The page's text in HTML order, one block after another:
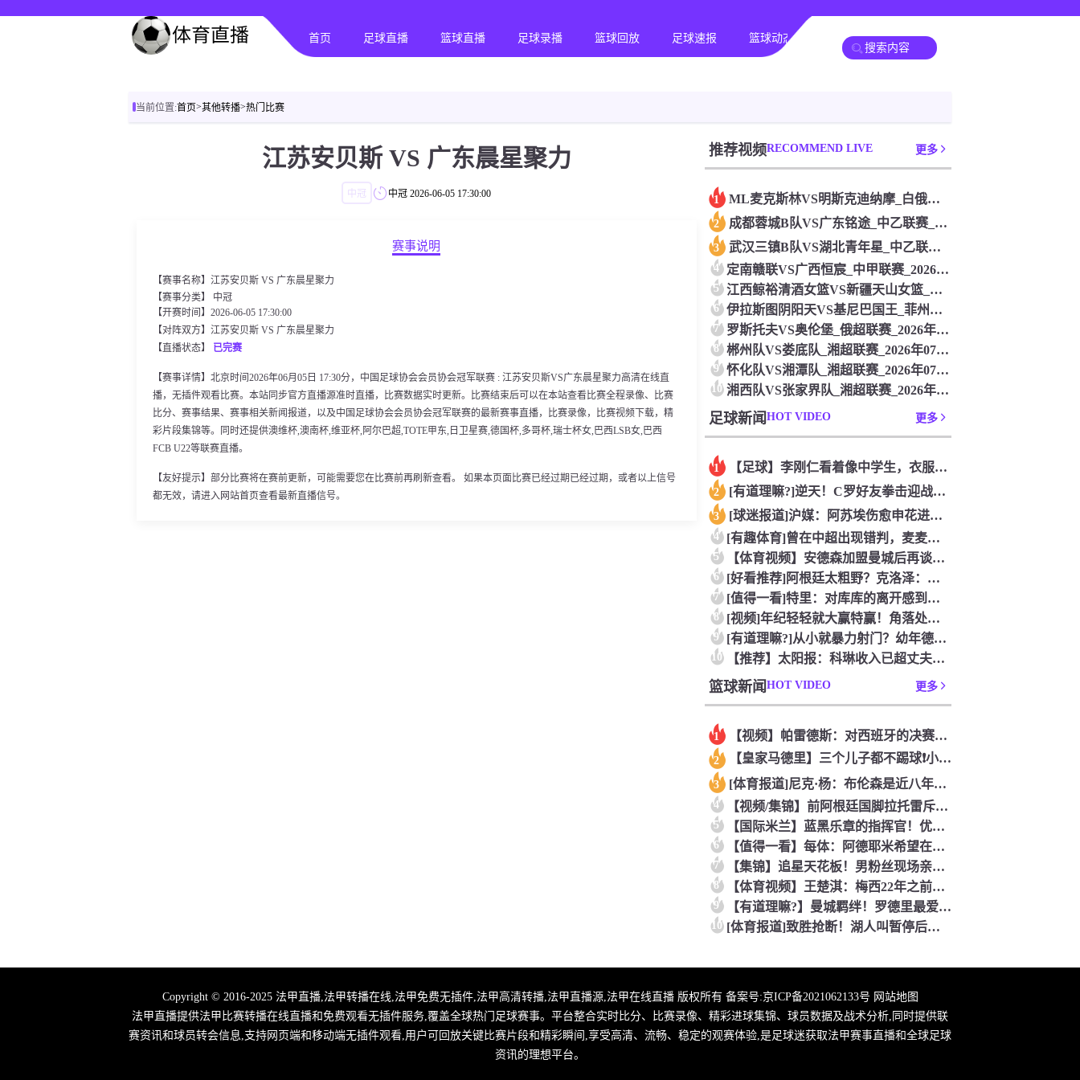
首页 足球直播 篮球直播 足球录播 篮球回放 足球速报 篮球动态 其他转播
当前位置:首页>其他转播>热门比赛
江苏安贝斯 VS 广东晨星聚力
中冠 中冠 2026-06-05 17:30:00
赛事说明
【赛事名称】江苏安贝斯 VS 广东晨星聚力
【赛事分类】 中冠
【开赛时间】2026-06-05 17:30:00
【对阵双方】江苏安贝斯 VS 广东晨星聚力
【直播状态】 已完赛
【赛事详情】北京时间2026年06月05日 17:30分，中国足球协会会员协会冠军联赛 : 江苏安贝斯VS广东晨星聚力高清在线直
播，无插件观看比赛。本站同步官方直播源准时直播，比赛数据实时更新。比赛结束后可以在本站查看比赛全程录像、比赛
比分、赛事结果、赛事相关新闻报道，以及中国足球协会会员协会冠军联赛的最新赛事直播，比赛录像，比赛视频下载，精
彩片段集锦等。同时还提供澳维杯,澳南杯,维亚杯,阿尔巴超,TOTE甲东,日卫星赛,德国杯,多哥杯,瑞士杯女,巴西LSB女,巴西
FCB U22等联赛直播。
【友好提示】部分比赛将在赛前更新，可能需要您在比赛前再刷新查看。 如果本页面比赛已经过期已经过期，或者以上信号
都无效，请进入网站首页查看最新直播信号。
推荐视频RECOMMEND LIVE 更多
1 ML麦克斯林VS明斯克迪纳摩_白俄杯联赛_2026年07月2
2 成都蓉城B队VS广东铭途_中乙联赛_2026年07月26日
3 武汉三镇B队VS湖北青年星_中乙联赛_2026年07月26日
4 定南赣联VS广西恒宸_中甲联赛_2026年07月26日
5 江西鲸裕清酒女篮VS新疆天山女篮_中女锦联赛_2026年07
6 伊拉斯图阴阳天VS基尼巴国王_菲州长杯联赛_2026年07月
7 罗斯托夫VS奥伦堡_俄超联赛_2026年07月26日
8 郴州队VS娄底队_湘超联赛_2026年07月26日
9 怀化队VS湘潭队_湘超联赛_2026年07月26日
10 湘西队VS张家界队_湘超联赛_2026年07月26日
足球新闻 HOT VIDEO 更多
1 【足球】李刚仁看着像中学生，衣服脱了身材吊炸天！怪不得对抗上
2 [有道理嘛?]逆天！C罗好友拳击迎战阿根廷跟队记者，C罗好友
3 [球迷报道]沪媒：阿苏埃伤愈申花进攻得到保证 海港队基本没有
4 [有趣体育]曾在中超出现错判，麦麦提江本轮主哨中甲陕西联合v
5 【体育视频】安德森加盟曼城后再谈德布劳内：他一直是我非常仰慕
6 [好看推荐]阿根廷太粗野？克洛泽：这是他们的特色，极其强调对
7 [值得一看]特里：对库库的离开感到失望，但罗杰斯的到来又让我
8 [视频]年纪轻轻就大赢特赢！角落处打闹的亚马尔和尼科！
9 [有道理嘛?]从小就暴力射门？幼年德布劳内和他踢坏的树篱！
10 【推荐】太阳报：科琳收入已超丈夫鲁尼 自己设计服装8岁儿子当
篮球新闻 HOT VIDEO 更多
1 【视频】帕雷德斯：对西班牙的决赛是梅西国家队的最后一场比赛
2 【皇家马德里】三个儿子都不踢球❗️小贝气炸：三个坑爹货，只能
3 [体育报道]尼克·杨：布伦森是近八年最佳 联盟只有詹库杜能媲
4 【视频/集锦】前阿根廷国脚拉托雷斥“阴谋论”：彻底疯了，典型
5 【国际米兰】蓝黑乐章的指挥官！优雅的波兰中场节拍器！
6 【值得一看】每体：阿德耶米希望在巴萨继续穿27号球衣，但西甲
7 【集锦】追星天花板！男粉丝现场亲到夏奇拉，这波直接能吹一辈子
8 【体育视频】王楚淇：梅西22年之前一直被这踢法针对，铁杆球迷
9 【有道理嘛?】曼城羁绊！罗德里最爱的各国球员！葡萄牙选择了B
10 [体育报道]致胜抢断！湖人叫暂停后发球失误 理查德抢断造杀伤
Copyright © 2016-2025 法甲直播,法甲转播在线,法甲免费无插件,法甲高清转播,法甲直播源,法甲在线直播 版权所有 备案号:京ICP备2021062133号 网站地图
法甲直播提供法甲比赛转播在线直播和免费观看无插件服务,覆盖全球热门足球赛事。平台整合实时比分、比赛录像、精彩进球集锦、球员数据及战术分析,同时提供联
赛资讯和球员转会信息,支持网页端和移动端无插件观看,用户可回放关键比赛片段和精彩瞬间,享受高清、流畅、稳定的观赛体验,是足球迷获取法甲赛事直播和全球足球
资讯的理想平台。